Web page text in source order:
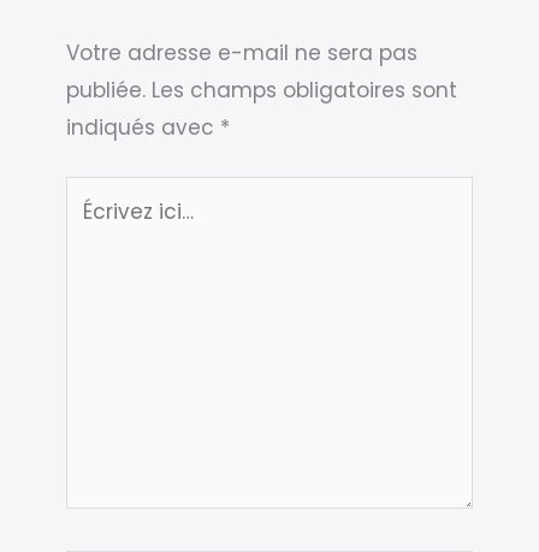
Votre adresse e-mail ne sera pas
publiée. Les champs obligatoires sont
indiqués avec *
Écrivez